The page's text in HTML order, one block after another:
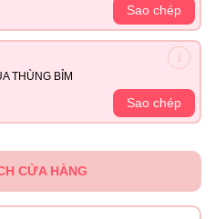
Sao chép
THÙNG BỈM
Sao chép
CỬA HÀNG